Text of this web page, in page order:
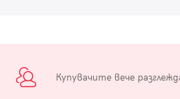
Купувачите вече